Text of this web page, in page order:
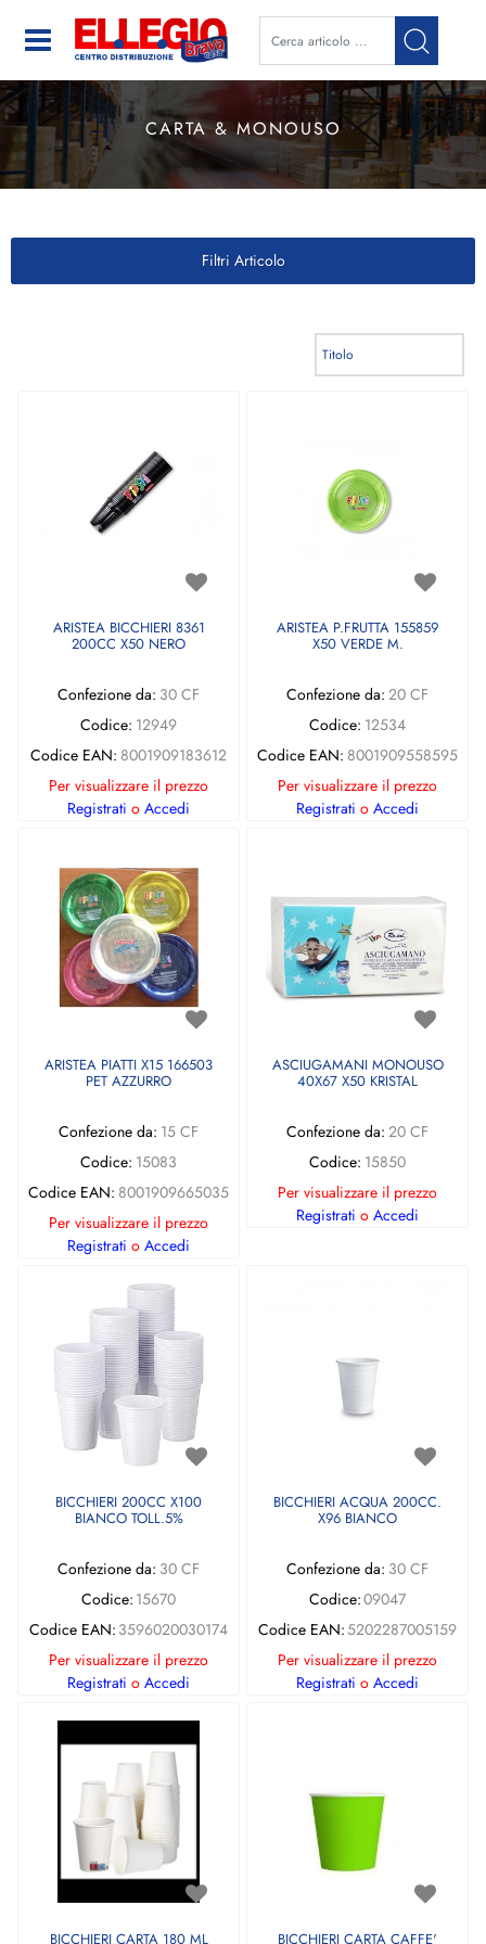
Open
CARTA & MONOUSO
Filtri Articolo
ARISTEA BICCHIERI 8361
200CC X50 NERO
Confezione da: 30 CF
Codice: 12949
Codice EAN: 8001909183612
Per visualizzare il prezzo
Registrati o Accedi
ARISTEA P.FRUTTA 155859
X50 VERDE M.
Confezione da: 20 CF
Codice: 12534
Codice EAN: 8001909558595
Per visualizzare il prezzo
Registrati o Accedi
ARISTEA PIATTI X15 166503
PET AZZURRO
Confezione da: 15 CF
Codice: 15083
Codice EAN: 8001909665035
Per visualizzare il prezzo
Registrati o Accedi
ASCIUGAMANI MONOUSO
40X67 X50 KRISTAL
Confezione da: 20 CF
Codice: 15850
Per visualizzare il prezzo
Registrati o Accedi
BICCHIERI 200CC X100
BIANCO TOLL.5%
Confezione da: 30 CF
Codice: 15670
Codice EAN: 3596020030174
Per visualizzare il prezzo
Registrati o Accedi
BICCHIERI ACQUA 200CC.
X96 BIANCO
Confezione da: 30 CF
Codice:09047
Codice EAN:5202287005159
Per visualizzare il prezzo
Registrati o Accedi
BICCHIERI CARTA 180 ML BICCHIERI CARTA CAFFE'